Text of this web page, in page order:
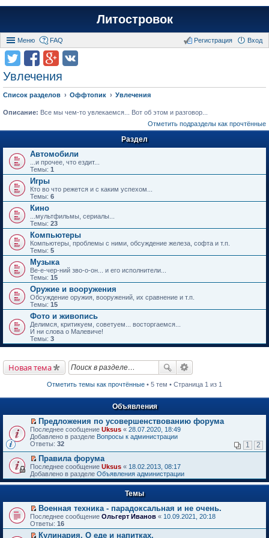
Литостровок
Меню FAQ Вход
Регистрация
Увлечения
Список разделов Оффтопик Увлечения
Описание: Все мы чем-то увлекаемся... Вот об этом и разговор...
Отметить подразделы как прочтённые
Раздел
Автомобили
...и прочее, что ездит...
Темы: 1
Игры
Кто во что режется и с каким успехом...
Темы: 6
Кино
...мультфильмы, сериалы...
Темы: 23
Компьютеры
Компьютеры, проблемы с ними, обсуждение железа, софта и т.п.
Темы: 5
Музыка
Ве-е-чер-ний зво-о-он... и его исполнители...
Темы: 15
Оружие и вооружения
Обсуждение оружия, вооружений, их сравнение и т.п.
Темы: 15
Фото и живопись
Делимся, критикуем, советуем... восторгаемся...
И ни слова о Малевиче!
Темы: 3
Новая тема
Отметить темы как прочтённые • 5 тем • Страница 1 из 1
Объявления
П
е
р
й
т
и
к
п
в
о
м
у
н
Предложения по усовершенствованию форума
Последнее сообщение Uksus « 28.07.2020, 18:49
Добавлено в разделе Вопросы к администрации
Ответы: 32 1 2
П
е
р
е
т
и
к
п
е
р
Правила форума
Последнее сообщение Uksus « 18.02.2013, 08:17
Добавлено в разделе Объявления администрации
Темы
П
е
р
е
Военная техника - парадоксальная и не очень.
Последнее сообщение Ольгерт Иванов « 10.09.2021, 20:18
Ответы: 16
Кулинария. О еде и напитках.